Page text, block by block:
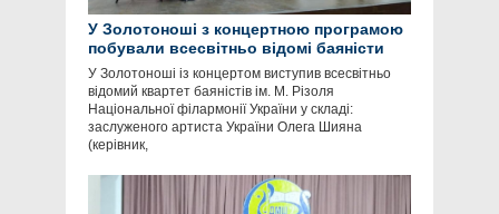
У Золотоноші з концертною програмою
побували всесвітньо відомі баяністи
У Золотоноші із концертом виступив всесвітньо
відомий квартет баяністів ім. М. Різоля
Національної філармонії України у складі:
заслуженого артиста України Олега Шияна
(керівник,